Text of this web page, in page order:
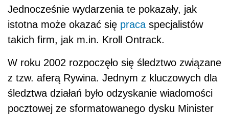
Jednocześnie wydarzenia te pokazały, jak
istotna może okazać się praca specjalistów
takich firm, jak m.in. Kroll Ontrack.
W roku 2002 rozpoczęło się śledztwo związane
z tzw. aferą Rywina. Jednym z kluczowych dla
śledztwa działań było odzyskanie wiadomości
pocztowej ze sformatowanego dysku Minister